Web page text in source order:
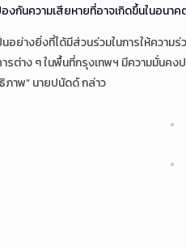
งกันความเสียหายที่อาจเกิดขึ้นในอนาค
อย่างยิ่งที่ได้มีส่วนร่วมในการให้ความ
ารต่าง ๆ ในพื้นที่กรุงเทพฯ มีความมั่น
ภาพ” นายปนัดด์ กล่าว